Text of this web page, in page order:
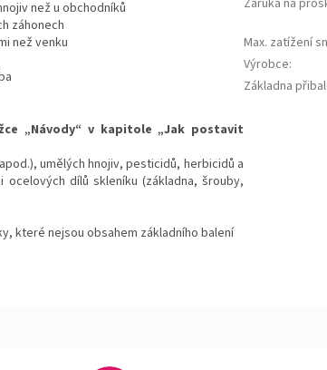
než u obchodníků
záhonech
než venku
„Návody“ v kapitole „Jak postavit
umělých hnojiv, pesticidů, herbicidů a
dílů skleníku (základna, šrouby,
které nejsou obsahem základního balení
Max. zatížení
Výrobce:
Základna